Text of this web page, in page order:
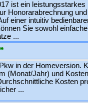
ist ein leistungsstarkes
Honorarabrechnung
einer intuitiv
Sie sowohl einfache
...
in der Homeversion.
(Monat/Jahr) und
Kosten
...